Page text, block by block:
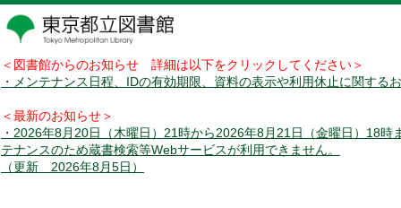
＜図書館からのお知らせ 詳細は以下をクリックしてください＞
・メンテナンス日程、IDの有効期限、資料の表示や利用休止に関する
＜最新のお知らせ＞
・2026年8月20日（木曜日）21時から2026年8月21日（金曜日）18時
テナンスのため蔵書検索等Webサービスが利用できません。
（更新 2026年8月5日）